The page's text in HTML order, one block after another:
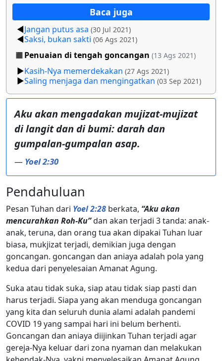
Baca juga
Jangan putus asa (30 Jul 2021)
Saksi, bukan sakti (06 Ags 2021)
Penuaian di tengah goncangan (13 Ags 2021)
Kasih-Nya memerdekakan (27 Ags 2021)
Saling menjaga dan mengingatkan (03 Sep 2021)
Aku akan mengadakan mujizat-mujizat
di langit dan di bumi: darah dan
gumpalan-gumpalan asap.
— Yoel 2:30
Pendahuluan
Pesan Tuhan dari Yoel 2:28 berkata, “Aku akan
mencurahkan Roh-Ku”dan akan terjadi 3 tanda: anak-
anak, teruna, dan orang tua akan dipakai Tuhan luar
biasa, mukjizat terjadi, demikian juga dengan
goncangan. goncangan dan aniaya adalah pola yang
kedua dari penyelesaian Amanat Agung.
Suka atau tidak suka, siap atau tidak siap pasti dan
harus terjadi. Siapa yang akan menduga goncangan
yang kita dan seluruh dunia alami adalah pandemi
COVID 19 yang sampai hari ini belum berhenti.
Goncangan dan aniaya diijinkan Tuhan terjadi agar
gereja-Nya keluar dari zona nyaman dan melakukan